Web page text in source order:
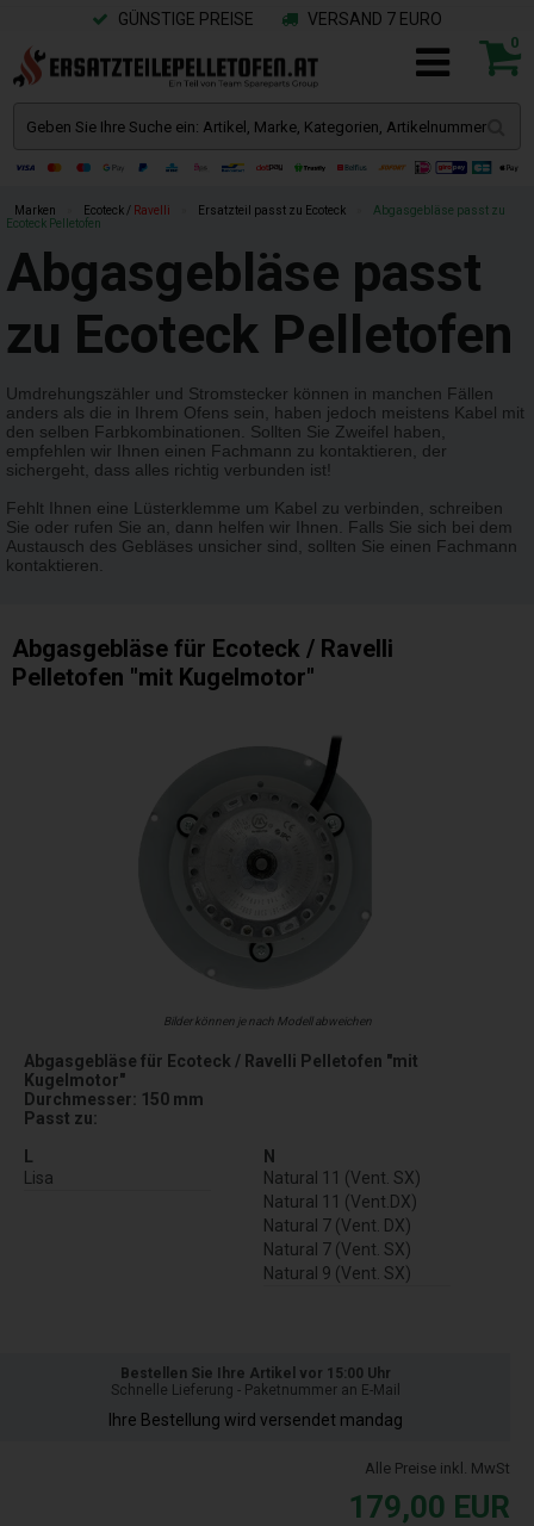
GÜNSTIGE PREISE VERSAND 7 EURO
0
Marken Ecoteck / Ravelli Ersatzteil passt zu Ecoteck
Abgasgebläse passt zu
Ecoteck Pelletofen
Abgasgebläse passt
zu Ecoteck Pelletofen
Umdrehungszähler und Stromstecker können in manchen Fällen
anders als die in Ihrem Ofens sein, haben jedoch meistens Kabel mit
den selben Farbkombinationen. Sollten Sie Zweifel haben,
empfehlen wir Ihnen einen Fachmann zu kontaktieren, der
sichergeht, dass alles richtig verbunden ist!
Fehlt Ihnen eine Lüsterklemme um Kabel zu verbinden, schreiben
Sie oder rufen Sie an, dann helfen wir Ihnen. Falls Sie sich bei dem
Austausch des Gebläses unsicher sind, sollten Sie einen Fachmann
kontaktieren.
Abgasgebläse für Ecoteck / Ravelli
Pelletofen "mit Kugelmotor"
Bilder können je nach Modell abweichen
Abgasgebläse für Ecoteck / Ravelli Pelletofen "mit
Kugelmotor"
Durchmesser: 150 mm
Passt zu:
L
Lisa
N
Natural 11 (Vent. SX)
Natural 11 (Vent.DX)
Natural 7 (Vent. DX)
Natural 7 (Vent. SX)
Natural 9 (Vent. SX)
Bestellen Sie Ihre Artikel vor 15:00 Uhr
Schnelle Lieferung - Paketnummer an E-Mail
Ihre Bestellung wird versendet mandag
Alle Preise inkl. MwSt
179,00 EUR